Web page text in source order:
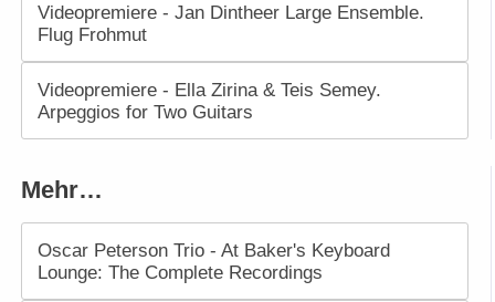
Videopremiere - Jan Dintheer Large Ensemble.
Flug Frohmut
Videopremiere - Ella Zirina & Teis Semey.
Arpeggios for Two Guitars
Mehr…
Oscar Peterson Trio - At Baker's Keyboard
Lounge: The Complete Recordings